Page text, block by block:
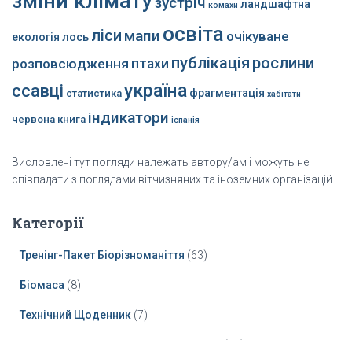
комахи ландшафтна
екологія лось ліси мапи освіта очікуване
розповсюдження птахи публікація рослини
ссавці статистика україна фрагментація хабітати
червона книга індикатори іспанія
Висловлені тут погляди належать автору/ам і можуть не
співпадати з поглядами вітчизняних та іноземних організацій.
Категорії
Тренінг-Пакет Біорізноманіття (63)
Біомаса (8)
Технічний Щоденник (7)